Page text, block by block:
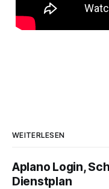
WEITERLESEN
Aplano Login,
Dienstplan